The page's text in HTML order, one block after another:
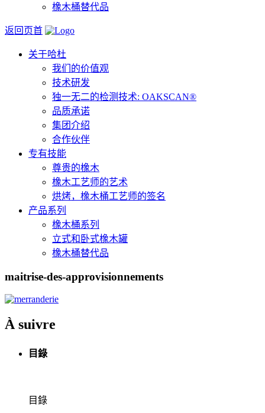
橡木桶替代品
返回页首
关于哈杜
我们的价值观
技术研发
独一无二的检测技术: OAKSCAN®
品质承诺
集团介绍
合作伙伴
专有技能
尊贵的橡木
橡木工艺师的艺术
烘烤，橡木桶工艺师的签名
产品系列
橡木桶系列
立式和卧式橡木罐
橡木桶替代品
maitrise-des-approvisionnements
À suivre
目錄
目錄